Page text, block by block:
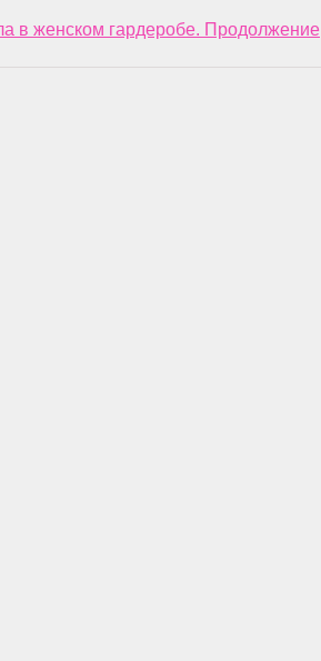
в женском гардеробе. Продолжение